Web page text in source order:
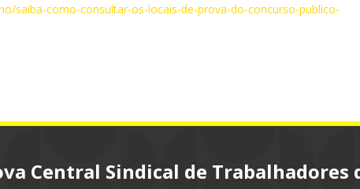
saiba-como-consultar-os-locais-de-prova-do-concurso-publico-
Central Sindical de Trabalhadores